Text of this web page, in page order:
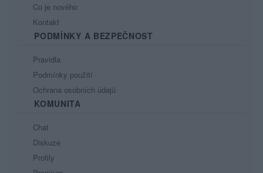
Co je nového
Kontakt
PODMÍNKY A BEZPEČNOST
Pravidla
Podmínky použití
Ochrana osobních údajů
KOMUNITA
Chat
Diskuze
Profily